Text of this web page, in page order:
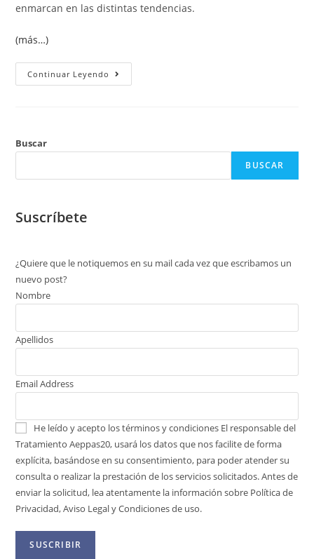
enmarcan en las distintas tendencias.
(más…)
Continuar Leyendo
Buscar
BUSCAR
Suscríbete
¿Quiere que le notiquemos en su mail cada vez que escribamos un
nuevo post?
Nombre
Apellidos
Email Address
He leído y acepto los términos y condiciones El responsable del
Tratamiento Aeppas20, usará los datos que nos facilite de forma
explícita, basándose en su consentimiento, para poder atender su
consulta o realizar la prestación de los servicios solicitados. Antes de
enviar la solicitud, lea atentamente la información sobre Política de
Privacidad, Aviso Legal y Condiciones de uso.